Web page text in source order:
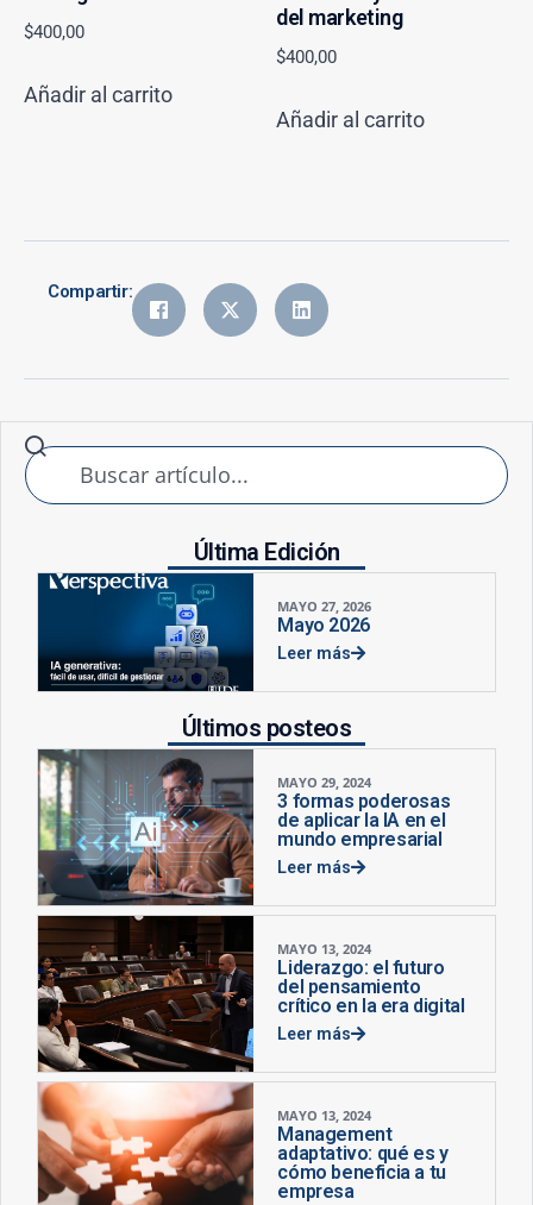
$400,00
Añadir al carrito
del marketing
$400,00
Añadir al carrito
Compartir:
Última Edición
MAYO 27, 2026
Mayo 2026
Leer más
Últimos posteos
MAYO 29, 2024
3 formas poderosas
de aplicar la IA en el
mundo empresarial
Leer más
MAYO 13, 2024
Liderazgo: el futuro
del pensamiento
crítico en la era digital
Leer más
MAYO 13, 2024
Management
adaptativo: qué es y
cómo beneficia a tu
empresa